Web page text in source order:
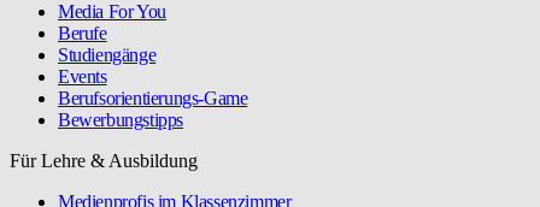
Media For You
Berufe
Studiengänge
Events
Berufsorientierungs-Game
Bewerbungstipps
Für Lehre & Ausbildung
Medienprofis im Klassenzimmer